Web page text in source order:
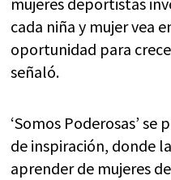
cada niña y mujer vea
oportunidad para
señaló.
‘Somos Poderosas’
de inspiración, donde
aprender de mujeres